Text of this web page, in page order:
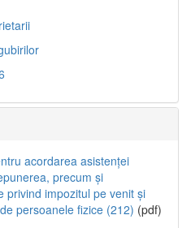
acordarea asistenței
precum și
privind impozitul pe venit și
persoanele fizice (212) (pdf)